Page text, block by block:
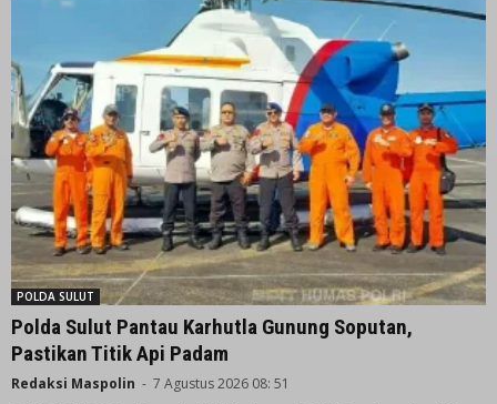
POLDA SULUT
Polda Sulut Pantau Karhutla Gunung Soputan,
Pastikan Titik Api Padam
Redaksi Maspolin - 7 Agustus 2026 08: 51